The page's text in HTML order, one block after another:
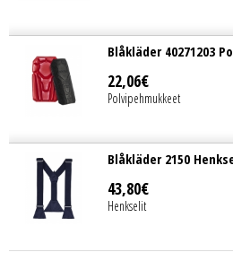
Blåkläder 40271203
22,06€
Polvipehmukkeet
Blåkläder 2150
43,80€
Henkselit